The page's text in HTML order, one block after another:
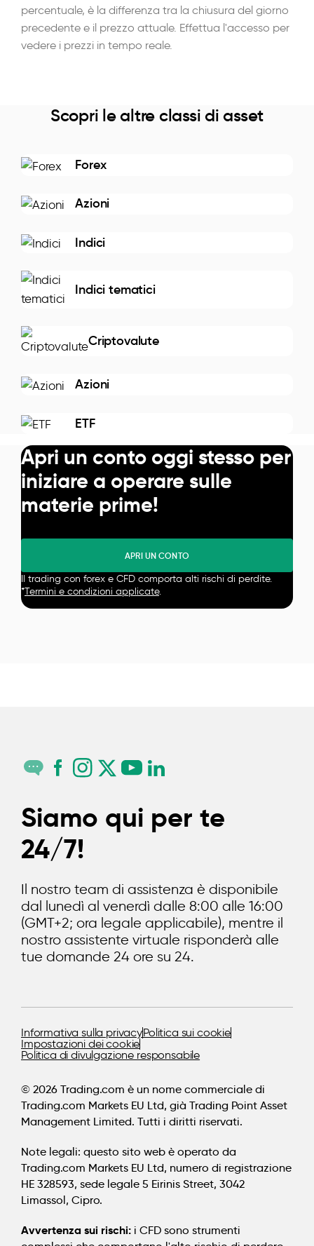
percentuale, è la differenza tra la chiusura del giorno
precedente e il prezzo attuale. Effettua l'accesso per
vedere i prezzi in tempo reale.
Scopri le altre classi di asset
Forex
Azioni
Indici
Indici tematici
Criptovalute
Azioni
ETF
Apri un conto oggi stesso per
iniziare a operare sulle
materie prime!
APRI UN CONTO
Il trading con forex e CFD comporta alti rischi di perdite.
*Termini e condizioni applicate.
Siamo qui per te
24/7!
Il nostro team di assistenza è disponibile
dal lunedì al venerdì dalle 8:00 alle 16:00
(GMT+2; ora legale applicabile), mentre il
nostro assistente virtuale risponderà alle
tue domande 24 ore su 24.
Informativa sulla privacyPolitica sui cookie
Impostazioni dei cookie
Politica di divulgazione responsabile
© 2026 Trading.com è un nome commerciale di
Trading.com Markets EU Ltd, già Trading Point Asset
Management Limited. Tutti i diritti riservati.
Note legali: questo sito web è operato da
Trading.com Markets EU Ltd, numero di registrazione
HE 328593, sede legale 5 Eirinis Street, 3042
Limassol, Cipro.
Avvertenza sui rischi: i CFD sono strumenti